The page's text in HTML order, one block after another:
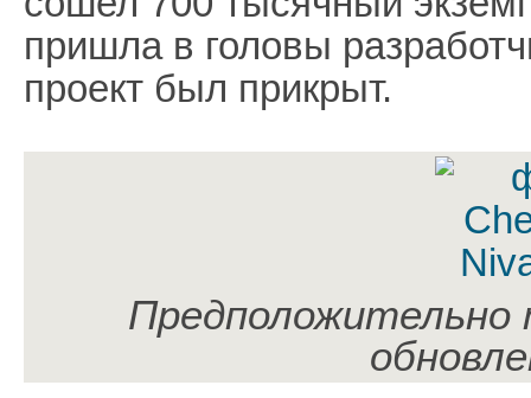
пришла в головы
проект был прикрыт.